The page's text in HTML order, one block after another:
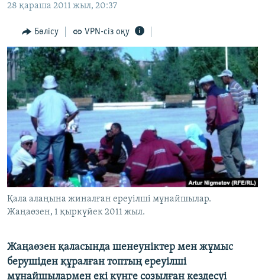
Navigation
Search
АДАМ ҚҰҚЫҚТАРЫ
ӘЛЕУМЕТ
ӘЛЕМ
АРНАЙЫ ЖОБАЛАР
Русский
ЖАЗЫЛЫҢЫЗ
Басқа тілдерде
28 қараша 2011 жыл, 20:37
Бөлісу VPN-сіз оқу
Қала алаңына жиналған ереуілші мұнайшылар.
Жаңаөзен, 1 қыркүйек 2011 жыл.
Жаңаөзен қаласында шенеуніктер мен жұмыс
берушіден құралған топтың ереуілші
мұнайшылармен екі күнге созылған кездесуі